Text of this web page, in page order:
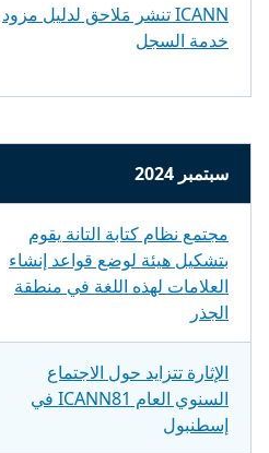
ICANN تنشر مَلاحق لدليل مزود
خدمة السجل
سبتمبر 2024
مجتمع نظام كتابة التانة يقوم
بتشكيل هيئة لوضع قواعد إنشاء
العلامات لهذه اللغة في منطقة
الجذر
الإثارة تتزايد حول الاجتماع
السنوي العام ICANN81 في
إسطنبول